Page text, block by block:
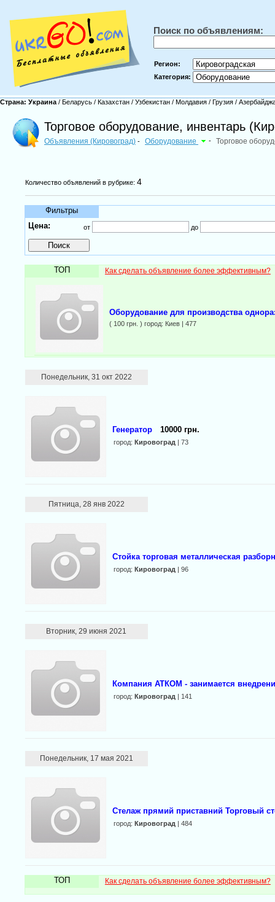
Поиск по объявлениям:
Регион:
Категория:
Страна: Украина / Беларусь / Казахстан / Узбекистан / Молдавия / Грузия /
Торговое оборудование, инвентарь
Объявления (Кировоград) - Оборудование - Торговое
Количество объявлений в рубрике: 4
Фильтры
Цена:
от до
ТОП Как сделать объявление более эффективным?
Оборудование для производства
( 100 грн. ) город: Киев | 477
Понедельник, 31 окт 2022
Генератор 10000 грн.
город: Кировоград | 73
Пятница, 28 янв 2022
Стойка торговая металлическая
город: Кировоград | 96
Вторник, 29 июня 2021
Компания АТКОМ - занимается
город: Кировоград | 141
Понедельник, 17 мая 2021
Стелаж прямий приставний Торговый
город: Кировоград | 484
ТОП Как сделать объявление более эффективным?